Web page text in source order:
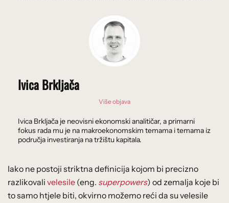
Ivica Brkljača
Više objava
Ivica Brkljača je neovisni ekonomski analitičar, a primarni
fokus rada mu je na makroekonomskim temama i temama iz
područja investiranja na tržištu kapitala.
Iako ne postoji striktna definicija kojom bi precizno
razlikovali velesile (eng. superpowers) od zemalja koje bi
to samo htjele biti, okvirno možemo reći da su velesile